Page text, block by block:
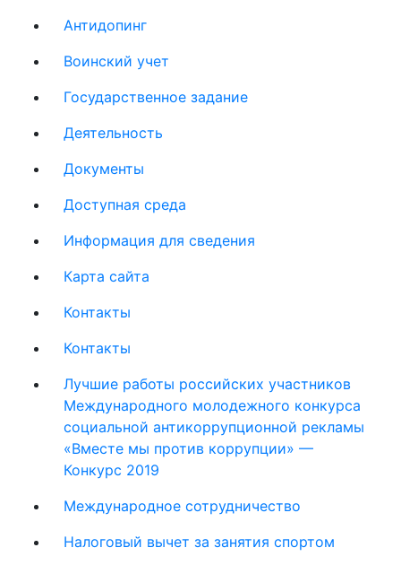
Антидопинг
Воинский учет
Государственное задание
Деятельность
Документы
Доступная среда
Информация для сведения
Карта сайта
Контакты
Контакты
Лучшие работы российских участников
Международного молодежного конкурса
социальной антикоррупционной рекламы
«Вместе мы против коррупции» —
Конкурс 2019
Международное сотрудничество
Налоговый вычет за занятия спортом